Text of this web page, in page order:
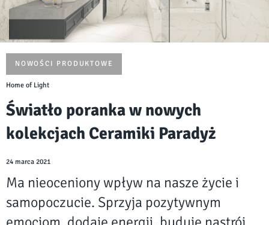
NOWOŚCI PRODUKTOWE
Home of Light
Światło poranka w nowych
kolekcjach Ceramiki Paradyż
24 marca 2021
Ma nieoceniony wpływ na nasze życie i
samopoczucie. Sprzyja pozytywnym